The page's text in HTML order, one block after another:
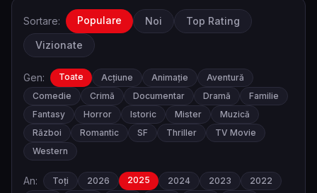
Sortare: Populare Noi
Top Rating
Vizionate
Gen: Toate Acțiune Animație
Aventură
Comedie
Crimă Documentar Dramă
Familie
Fantasy
Horror Istoric Mister
Muzică
Război
Romantic SF Thriller
TV Movie
Western
An: Toți 2026 2025 2024 2023
2022